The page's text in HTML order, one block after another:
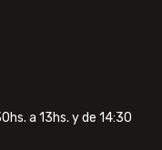
a 13hs. y de 14:30